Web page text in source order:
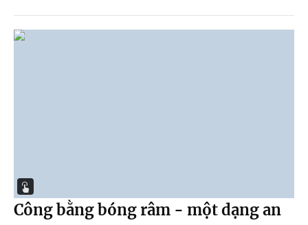
Công bằng bóng râm - một dạng an